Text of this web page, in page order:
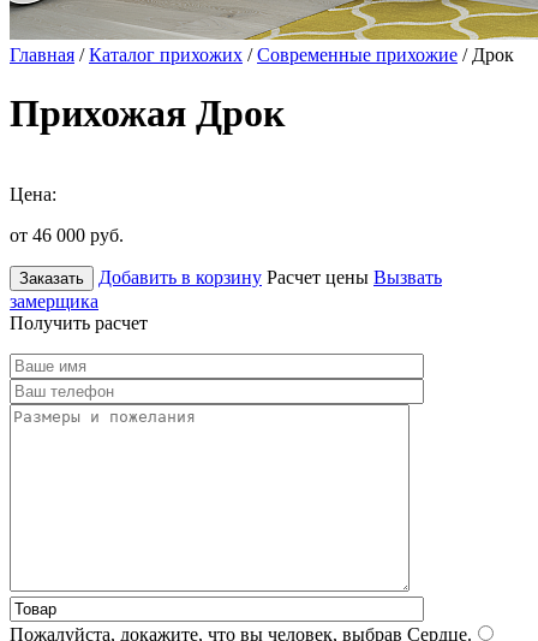
Главная /Каталог прихожих /Современные прихожие / Дрок
Прихожая Дрок
Цена:
от 46 000 руб.
Заказать Добавить в корзину Расчет цены Вызвать
замерщика
Получить расчет
Пожалуйста, докажите, что вы человек, выбрав Сердце.